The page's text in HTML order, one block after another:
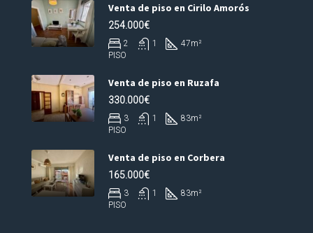
Venta de piso en Cirilo Amorós
254.000€
2 1 47m²
PISO
Venta de piso en Ruzafa
330.000€
3 1 83m²
PISO
Venta de piso en Corbera
165.000€
3 1 83m²
PISO